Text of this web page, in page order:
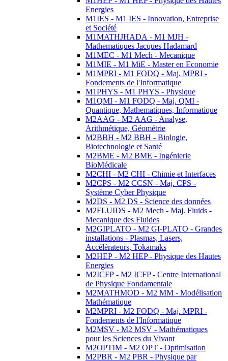
Energies
M1IES - M1 IES - Innovation, Entreprise
et Société
M1MATHJHADA - M1 MJH -
Mathematiques Jacques Hadamard
M1MEC - M1 Mech - Mecanique
M1MIE - M1 MiE - Master en Economie
M1MPRI - M1 FODQ - Maj. MPRI -
Fondements de l'Informatique
M1PHYS - M1 PHYS - Physique
M1QMI - M1 FODQ - Maj. QMI -
Quantique, Mathematiques, Informatique
M2AAG - M2 AAG - Analyse,
Arithmétique, Géométrie
M2BBH - M2 BBH - Biologie,
Biotechnologie et Santé
M2BME - M2 BME - Ingénierie
BioMédicale
M2CHI - M2 CHI - Chimie et Interfaces
M2CPS - M2 CCSN - Maj. CPS -
Système Cyber Physique
M2DS - M2 DS - Science des données
M2FLUIDS - M2 Mech - Maj. Fluids -
Mecanique des Fluides
M2GIPLATO - M2 GI-PLATO - Grandes
installations - Plasmas, Lasers,
Accélérateurs, Tokamaks
M2HEP - M2 HEP - Physique des Hautes
Energies
M2ICFP - M2 ICFP - Centre International
de Physique Fondamentale
M2MATHMOD - M2 MM - Modélisation
Mathématique
M2MPRI - M2 FODQ - Maj. MPRI -
Fondements de l'Informatique
M2MSV - M2 MSV - Mathématiques
pour les Sciences du Vivant
M2OPTIM - M2 OPT - Optimisation
M2PBR - M2 PBR - Physique par